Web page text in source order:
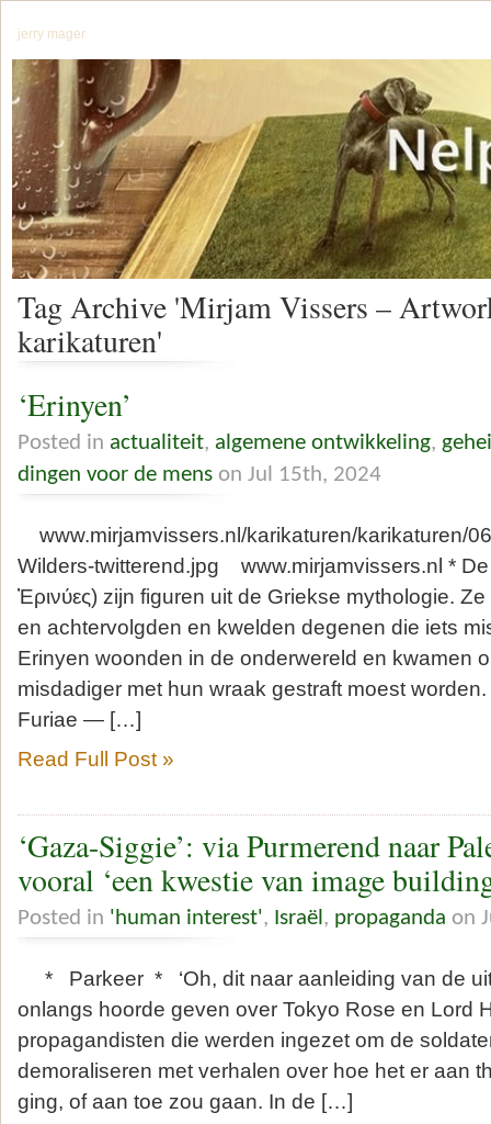
jerry mager
Tag Archive 'Mirjam Vissers –
karikaturen'
‘Erinyen’
Posted in actualiteit, algemene ontwikkeling,
dingen voor de mens on Jul 15th, 2024
www.mirjamvissers.nl/karikaturen/karikaturen/
Wilders-twitterend.jpg www.mirjamvissers.nl *
Ἐρινύες) zijn figuren uit de Griekse mythologie.
en achtervolgden en kwelden degenen die iets
Erinyen woonden in de onderwereld en kwamen
misdadiger met hun wraak gestraft moest
Furiae — […]
Read Full Post »
‘Gaza-Siggie’: via Purmerend naar
vooral ‘een kwestie van image
Posted in 'human interest', Israël , propaganda on
* Parkeer * ‘Oh, dit naar aanleiding van de
onlangs hoorde geven over Tokyo Rose en Lord
propagandisten die werden ingezet om de
demoraliseren met verhalen over hoe het er aan
ging, of aan toe zou gaan. In de […]